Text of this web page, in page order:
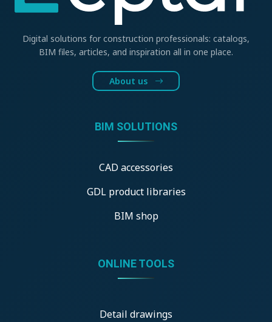
Digital solutions for construction professionals: catalogs,
BIM files, articles, and inspiration all in one place.
About us
BIM SOLUTIONS
CAD accessories
GDL product libraries
BIM shop
ONLINE TOOLS
Detail drawings